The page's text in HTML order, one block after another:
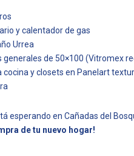
y calentador de gas
Urrea
generales de 50×100 (Vitromex
cocina y closets en Panelart
esperando en Cañadas del
de tu nuevo hogar!